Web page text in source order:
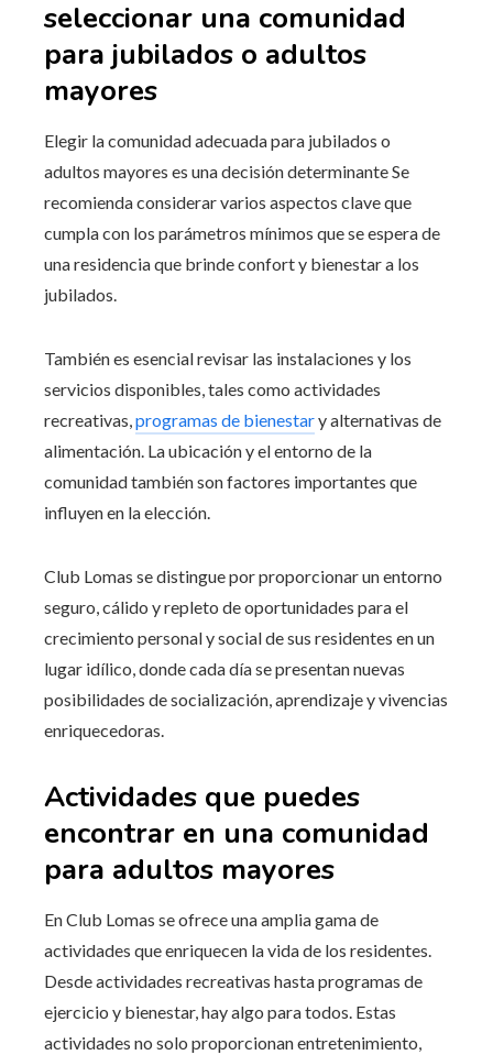
seleccionar una comunidad
para jubilados o adultos
mayores
Elegir la comunidad adecuada para jubilados o
adultos mayores es una decisión determinante Se
recomienda considerar varios aspectos clave que
cumpla con los parámetros mínimos que se espera de
una residencia que brinde confort y bienestar a los
jubilados.
También es esencial revisar las instalaciones y los
servicios disponibles, tales como actividades
recreativas,programas de bienestary alternativas de
alimentación. La ubicación y el entorno de la
comunidad también son factores importantes que
influyen en la elección.
Club Lomas se distingue por proporcionar un entorno
seguro, cálido y repleto de oportunidades para el
crecimiento personal y social de sus residentes en un
lugar idílico, donde cada día se presentan nuevas
posibilidades de socialización, aprendizaje y vivencias
enriquecedoras.
Actividades que puedes
encontrar en una comunidad
para adultos mayores
En Club Lomas se ofrece una amplia gama de
actividades que enriquecen la vida de los residentes.
Desde actividades recreativas hasta programas de
ejercicio y bienestar, hay algo para todos. Estas
actividades no solo proporcionan entretenimiento,